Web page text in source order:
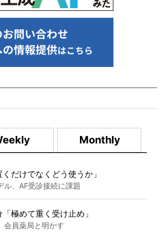
Monthly
だけでなくどう使うか」
ル、AF受診接続に課題
極めて重く受け止め」
会員薬局と明かす